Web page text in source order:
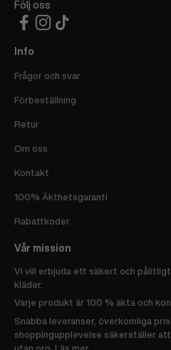
Följ oss
Info
Frågor och svar
Förbeställning
Retur
Om oss
Kontakt
100% Äkthetsgaranti
Rabattkoder
Vår mission
Vi vill erbjuda ett säkert och
kläder.
Varje produkt är 100 % äkta och
Snabba leveranser, överkomliga
shoppingupplevelse säkerställer
utan oro. Läs mer